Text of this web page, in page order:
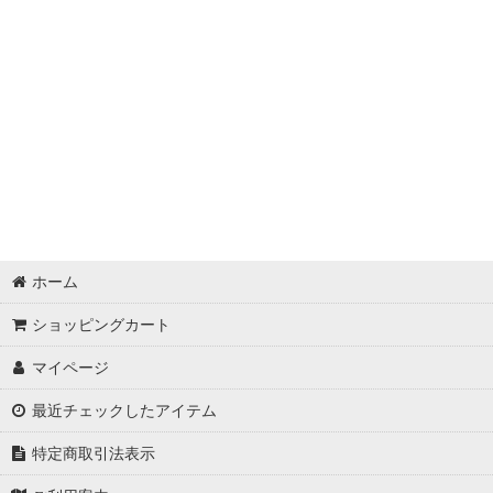
ホーム
ショッピングカート
マイページ
最近チェックしたアイテム
特定商取引法表示